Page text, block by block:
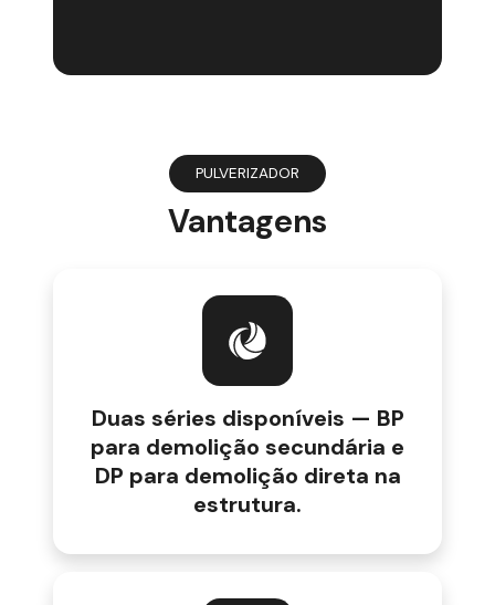
PULVERIZADOR
Vantagens
Duas séries disponíveis — BP
para demolição secundária e
DP para demolição direta na
estrutura.